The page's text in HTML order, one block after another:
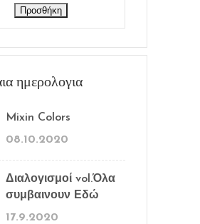
ημερολογια
Mixin Colors
08.10.2020
Διαλογισμοί vol.Όλα
συμβαινουν Εδώ
17.9.2020